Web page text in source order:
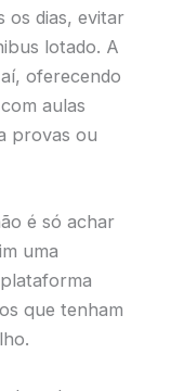
os dias, evitar
lotado. A
oferecendo
aulas
provas ou
é só achar
uma
que tenham